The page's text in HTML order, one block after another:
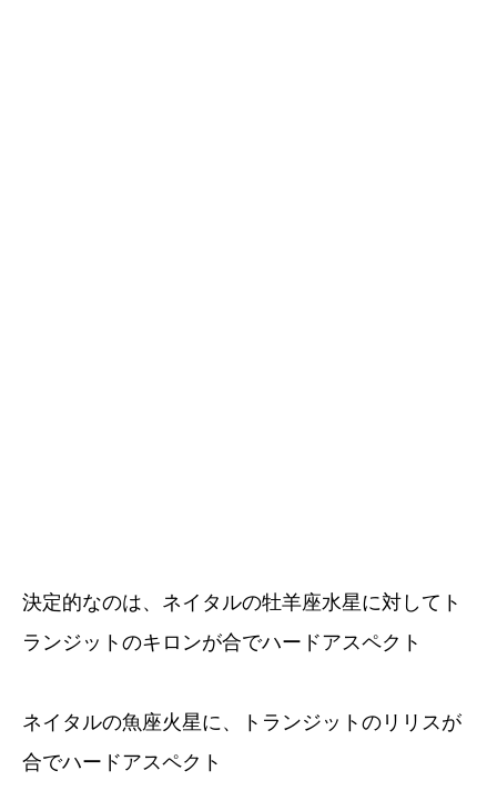
決定的なのは、ネイタルの牡羊座水星に対してト
ランジットのキロンが合でハードアスペクト
ネイタルの魚座火星に、トランジットのリリスが
合でハードアスペクト